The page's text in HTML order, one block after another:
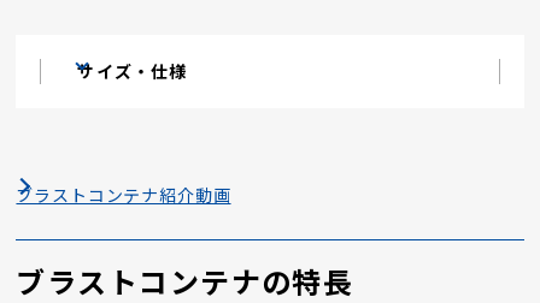
サイズ・仕様
ブラストコンテナ紹介動画
ブラストコンテナの特長